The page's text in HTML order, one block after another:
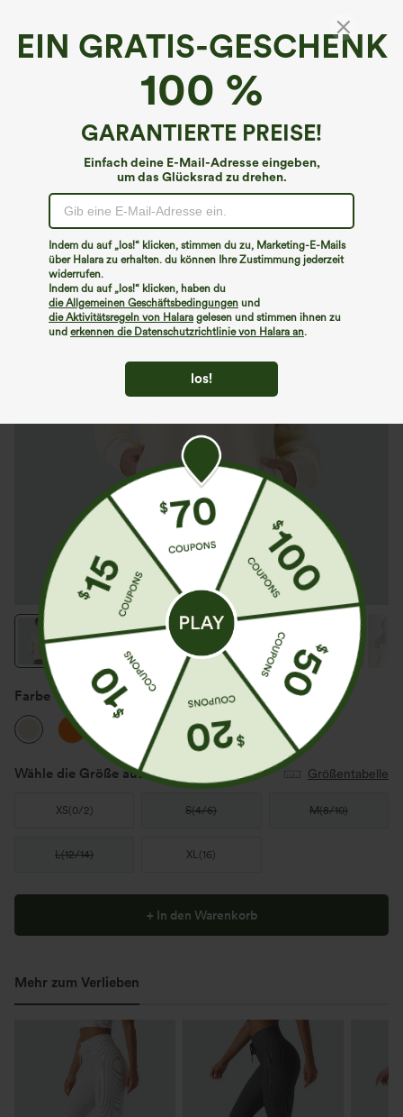
EIN GRATIS-GESCHENK
100 %
GARANTIERTE PREISE!
Einfach deine E-Mail-Adresse eingeben,
um das Glücksrad zu drehen.
Indem du auf „los!“ klicken, stimmen du zu, Marketing-E-Mails
über Halara zu erhalten. du können Ihre Zustimmung jederzeit
widerrufen.
Indem du auf „los!“ klicken, haben du
die Allgemeinen Geschäftsbedingungen und
die Aktivitätsregeln von Halara gelesen und stimmen ihnen zu
und erkennen die Datenschutzrichtlinie von Halara an.
los!
Kapuzen-Kordelzug Halb-Reißverschluss
Langarm Taschen Farbblock Fleece
Farbe Baby's Breath
Wähle die Größe aus(US) Größentabelle
XS(0/2) S(4/6) M(8/10)
L(12/14) XL(16)
+ In den Warenkorb
Mehr zum Verlieben